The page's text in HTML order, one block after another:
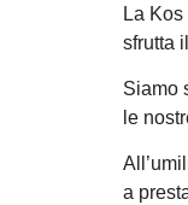
La
sfrutta
Siamo
le
a